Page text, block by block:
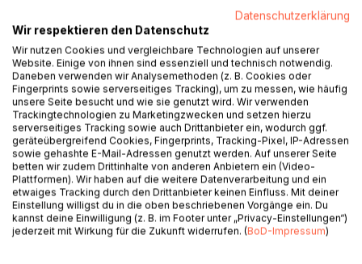
Auf die Merkliste
Titel bewerten
BESCHREIBUNG
Datenschutzerklärung
Wir respektieren den Datenschutz
Wir nutzen Cookies und vergleichbare Technologien auf unserer
Website. Einige von ihnen sind essenziell und technisch notwendig.
Daneben verwenden wir Analysemethoden (z. B. Cookies oder
Fingerprints sowie serverseitiges Tracking), um zu messen, wie häufig
unsere Seite besucht und wie sie genutzt wird. Wir verwenden
Trackingtechnologien zu Marketingzwecken und setzen hierzu
serverseitiges Tracking sowie auch Drittanbieter ein, wodurch ggf.
geräteübergreifend Cookies, Fingerprints, Tracking-Pixel, IP-Adressen
sowie gehashte E-Mail-Adressen genutzt werden. Auf unserer Seite
betten wir zudem Drittinhalte von anderen Anbietern ein (Video-
Plattformen). Wir haben auf die weitere Datenverarbeitung und ein
etwaiges Tracking durch den Drittanbieter keinen Einfluss. Mit deiner
Einstellung willigst du in die oben beschriebenen Vorgänge ein. Du
kannst deine Einwilligung (z. B. im Footer unter „Privacy-Einstellungen“)
jederzeit mit Wirkung für die Zukunft widerrufen. (BoD-Impressum)